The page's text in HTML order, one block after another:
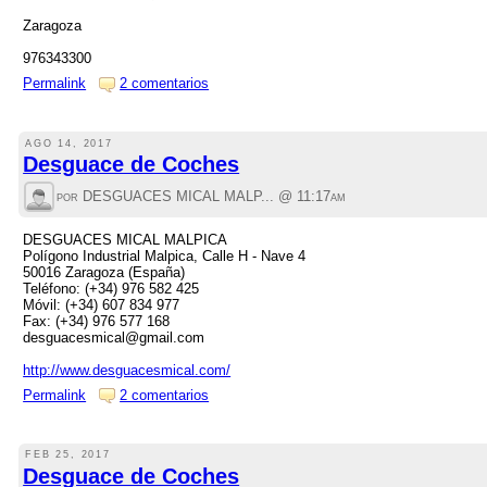
Zaragoza
976343300
Permalink
2 comentarios
AGO 14, 2017
Desguace de Coches
por DESGUACES MICAL MALP... @ 11:17am
DESGUACES MICAL MALPICA
Polígono Industrial
50016 Zaragoza (España)
Teléfono: (+34) 976 582 425
Móvil: (+34) 607 834 977
Fax: (+34) 976 577 168
desguacesmical@gmail.com
http://www.desguacesmical.com/
Permalink
2 comentarios
FEB 25, 2017
Desguace de Coches